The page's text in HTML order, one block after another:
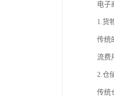
电子
1.货
传统
流费
2.仓
传统